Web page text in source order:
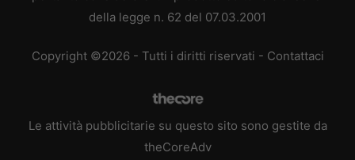
della legge n. 62 del 07.03.2001
Copyright ©2026 - Tutti i diritti riservati - Contattaci
Le attività pubblicitarie su questo sito sono gestite da
theCoreAdv